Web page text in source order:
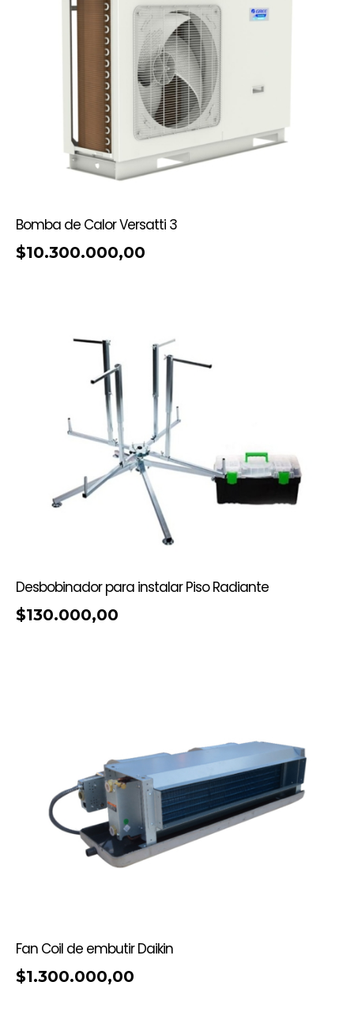
Bomba de Calor Versatti 3
$10.300.000,00
Desbobinador para instalar Piso Radiante
$130.000,00
Fan Coil de embutir Daikin
$1.300.000,00